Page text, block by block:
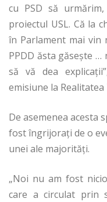
cu PSD să
proiectul USL. Că la
în Parlament mai vin
PPDD ăsta găseşte
să vă dea
emisiune la Realitatea
De asemenea acesta
fost îngrijorați de o
unei ale majorități.
„Noi nu am fost
care a circulat prin